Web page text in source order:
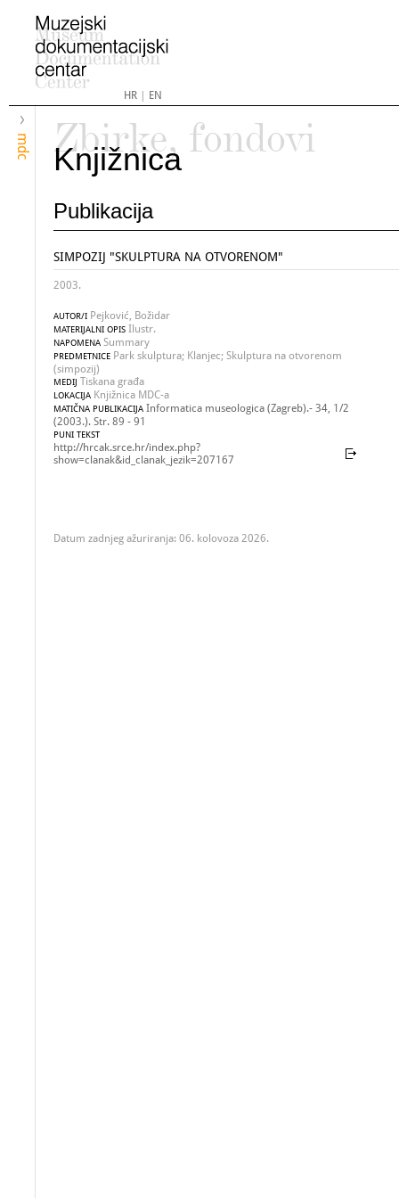
HR| EN
mdc
Zbirke, fondovi
Knjižnica
Publikacija
SIMPOZIJ "SKULPTURA NA OTVORENOM"
2003.
AUTOR/I Pejković, Božidar
MATERIJALNI OPIS Ilustr.
NAPOMENA Summary
PREDMETNICE Park skulptura; Klanjec; Skulptura na otvorenom
(simpozij)
MEDIJ Tiskana građa
LOKACIJA Knjižnica MDC-a
MATIČNA PUBLIKACIJA Informatica museologica (Zagreb).- 34, 1/2
(2003.). Str. 89 - 91
PUNI TEKST
http://hrcak.srce.hr/index.php?
show=clanak&id_clanak_jezik=207167
Datum zadnjeg ažuriranja: 06. kolovoza 2026.